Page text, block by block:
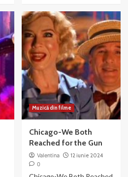
Nowadays
–
muzica
si
dans
din
Chicago
Muzică din filme
Chicago-We Both
Reached for the Gun
Valentina
12 iunie 2024
0